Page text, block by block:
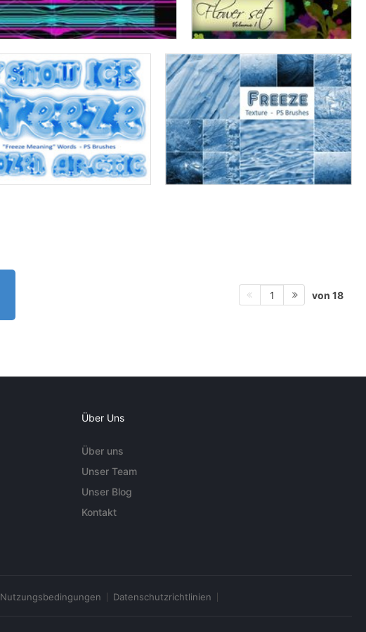
1 von 18
Über Uns
Über uns
Unser Team
Unser Blog
Kontakt
Nutzungsbedingungen Datenschutzrichtlinien